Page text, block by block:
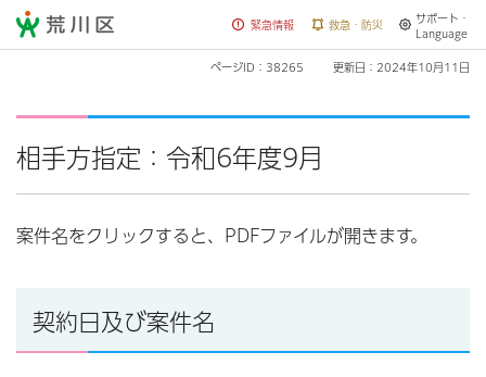
荒川区 緊急情報 救急・防災
サポート・
Language
ページID：38265 更新日：2024年10月11日
相手方指定：令和6年度9月
案件名をクリックすると、PDFファイルが開きます。
契約日及び案件名